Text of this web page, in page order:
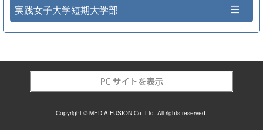
実践女子大学短期大学部
Copyright © MEDIA FUSION Co.,Ltd. All rights reserved.